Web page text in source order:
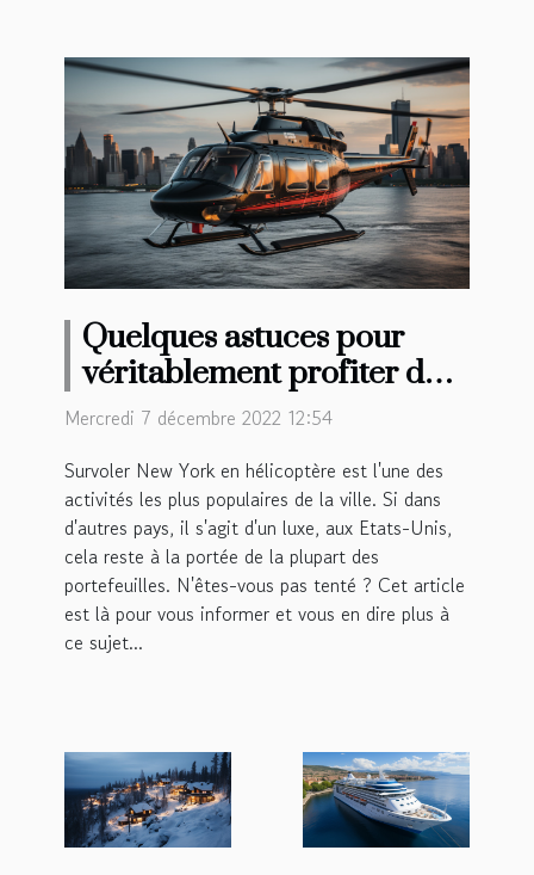
Quelques astuces pour
véritablement profiter de
votre survol en hélicoptère
Mercredi 7 décembre 2022 12:54
Survoler New York en hélicoptère est l'une des
activités les plus populaires de la ville. Si dans
d'autres pays, il s'agit d'un luxe, aux Etats-Unis,
cela reste à la portée de la plupart des
portefeuilles. N'êtes-vous pas tenté ? Cet article
est là pour vous informer et vous en dire plus à
ce sujet...